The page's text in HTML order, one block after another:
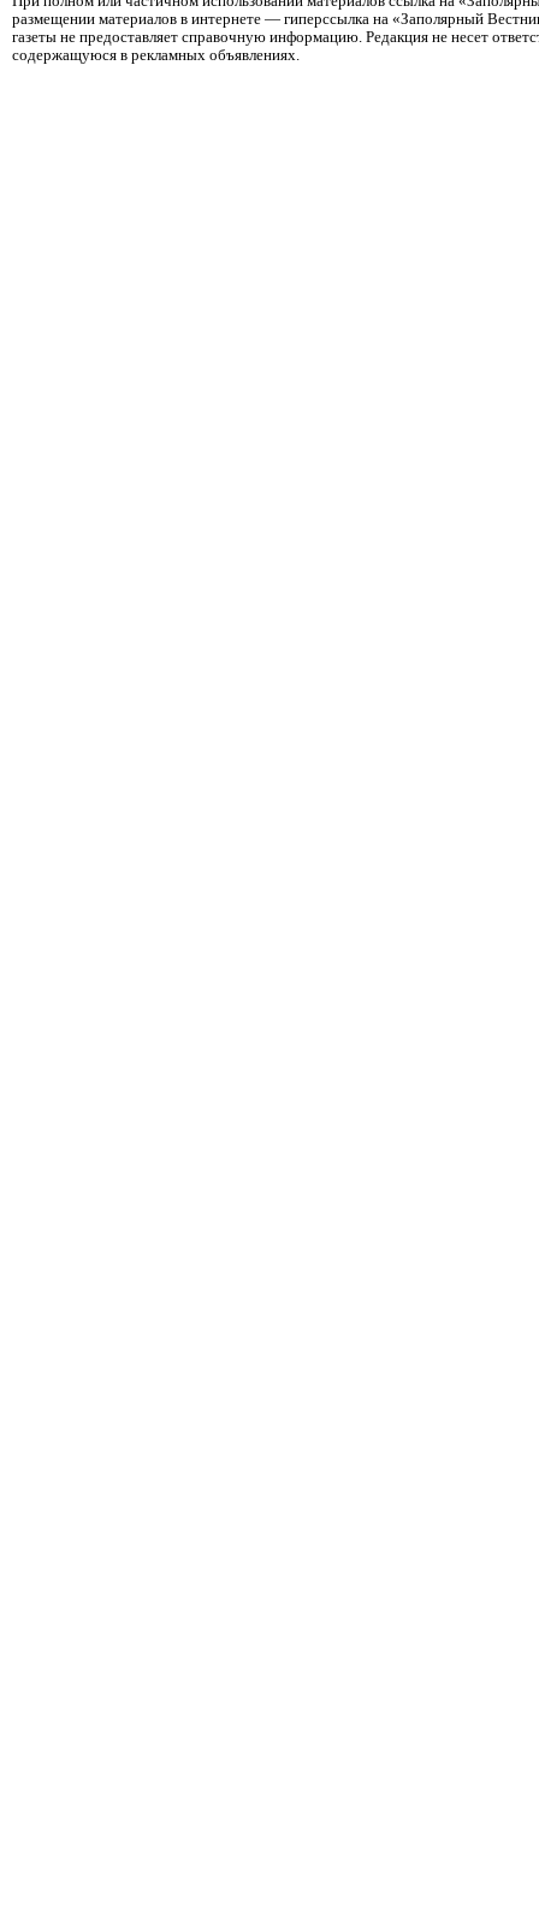
размещении материалов в интернете — гиперссылка на «Заполярный
газеты не предоставляет справочную информацию. Редакция не несет
содержащуюся в рекламных объявлениях.